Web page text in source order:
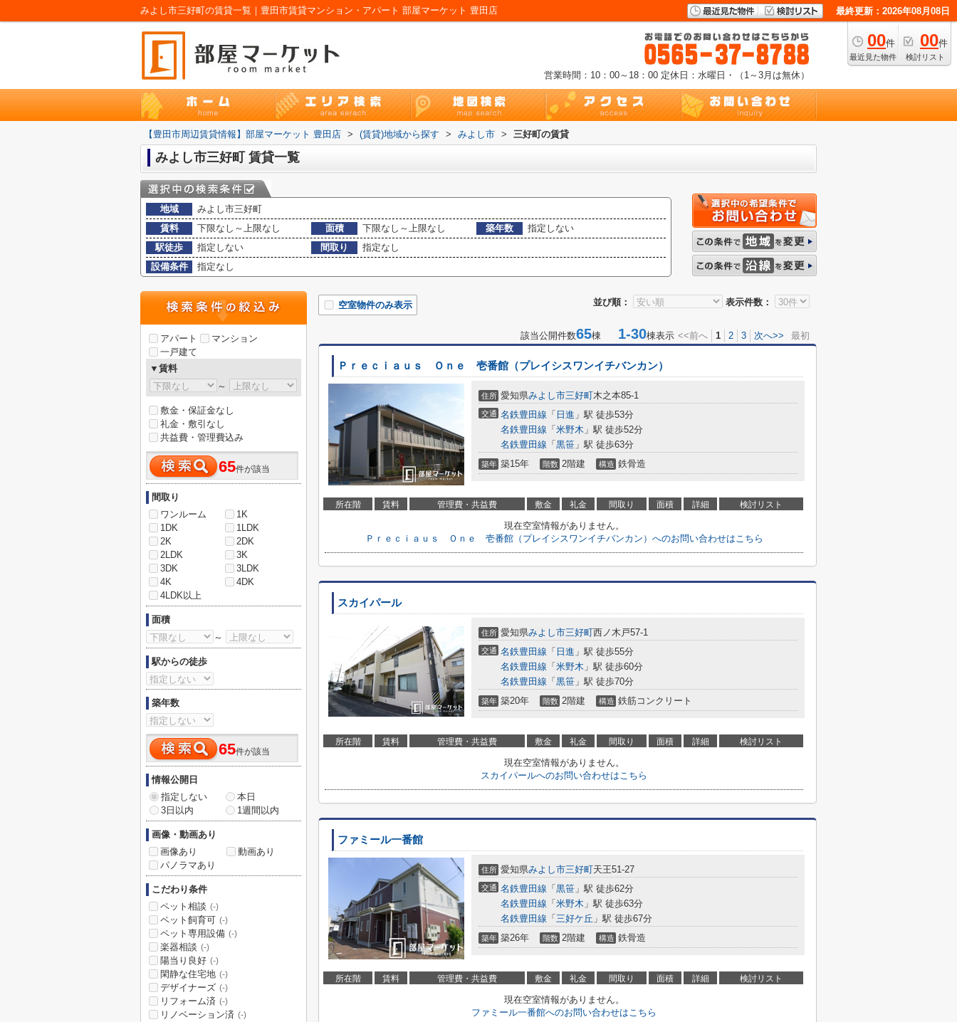
みよし市三好町の賃貸一覧｜豊田市賃貸マンション・アパート 部屋マーケット 豊田店 最終更新：2026年08月08日
00件
最近見た物件
00件
検討リスト
営業時間：10：00～18：00 定休日：水曜日・（1～3月は無休）
【豊田市周辺賃貸情報】部屋マーケット 豊田店 > (賃貸)地域から探す > みよし市 > 三好町の賃貸
みよし市三好町 賃貸一覧
地域
みよし市三好町
賃料
下限なし～上限なし 面積 下限なし～上限なし 築年数
指定しない
駅徒歩
指定しない 間取り
指定なし
設備条件
指定なし
並び順： 表示件数：
空室物件のみ表示
該当公開件数65棟 1-30棟表示 <<前へ 1 2 3 次へ>> 最初
Ｐｒｅｃｉａｕｓ Ｏｎｅ 壱番館（プレイシスワンイチバンカン）
住所 愛知県みよし市三好町木之本85-1
交通 名鉄豊田線 「 日進 」駅 徒歩53分
名鉄豊田線 「 米野木 」駅 徒歩52分
名鉄豊田線 「 黒笹 」駅 徒歩63分
築年 築15年 階数 2階建 構造 鉄骨造
所在階 賃料 管理費・共益費 敷金 礼金 間取り 面積 詳細 検討リスト
現在空室情報がありません。
Ｐｒｅｃｉａｕｓ Ｏｎｅ 壱番館（プレイシスワンイチバンカン）へのお問い合わせはこちら
スカイパール
住所 愛知県みよし市三好町西ノ木戸57-1
交通 名鉄豊田線 「 日進 」駅 徒歩55分
名鉄豊田線 「 米野木 」駅 徒歩60分
名鉄豊田線 「 黒笹 」駅 徒歩70分
築年 築20年 階数 2階建 構造 鉄筋コンクリート
所在階 賃料 管理費・共益費 敷金 礼金 間取り 面積 詳細 検討リスト
現在空室情報がありません。
スカイパールへのお問い合わせはこちら
ファミール一番館
住所 愛知県みよし市三好町天王51-27
交通 名鉄豊田線 「 黒笹 」駅 徒歩62分
名鉄豊田線 「 米野木 」駅 徒歩63分
名鉄豊田線 「 三好ケ丘 」駅 徒歩67分
築年 築26年 階数 2階建 構造 鉄骨造
所在階 賃料 管理費・共益費 敷金 礼金 間取り 面積 詳細 検討リスト
現在空室情報がありません。
ファミール一番館へのお問い合わせはこちら
アパート
マンション
一戸建て
▼賃料
～
敷金・保証金なし
礼金・敷引なし
共益費・管理費込み
65件が該当
間取り
ワンルーム
1K
1DK
1LDK
2K
2DK
2LDK
3K
3DK
3LDK
4K
4DK
4LDK以上
面積
～
駅からの徒歩
築年数
65件が該当
情報公開日
指定しない
本日
3日以内
1週間以内
画像・動画あり
画像あり
動画あり
パノラマあり
こだわり条件
ペット相談 (-)
ペット飼育可 (-)
ペット専用設備 (-)
楽器相談 (-)
陽当り良好 (-)
閑静な住宅地 (-)
デザイナーズ (-)
リフォーム済 (-)
リノベーション済 (-)